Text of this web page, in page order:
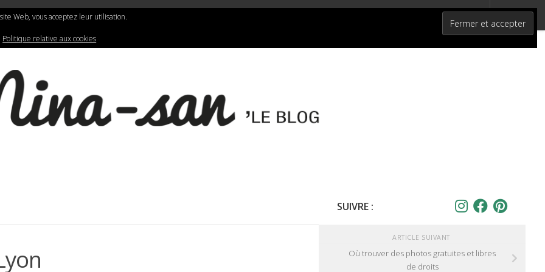
LIFESTYLE GRAPHIC DESIGN
SUIVRE :
ARTICLE SUIVANT
Où trouver des photos gratuites et libres
de droits
Web, vous acceptez leur utilisation.
Politique relative aux cookies